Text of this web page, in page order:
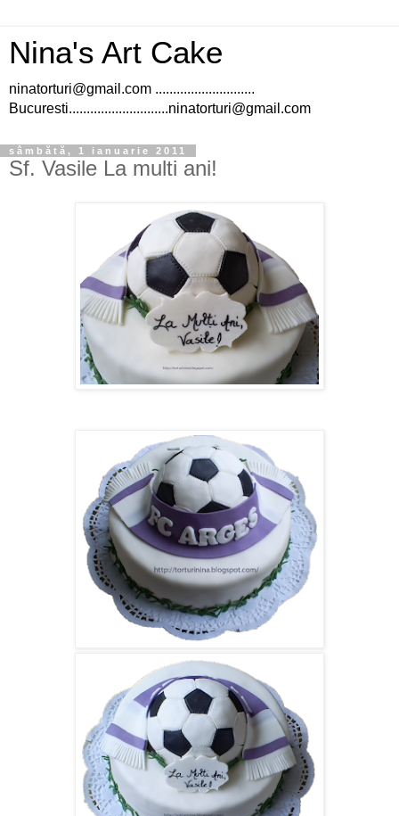
Nina's Art Cake
ninatorturi@gmail.com ............................
Bucuresti............................ninatorturi@gmail.com
sâmbătă, 1 ianuarie 2011
Sf. Vasile La multi ani!